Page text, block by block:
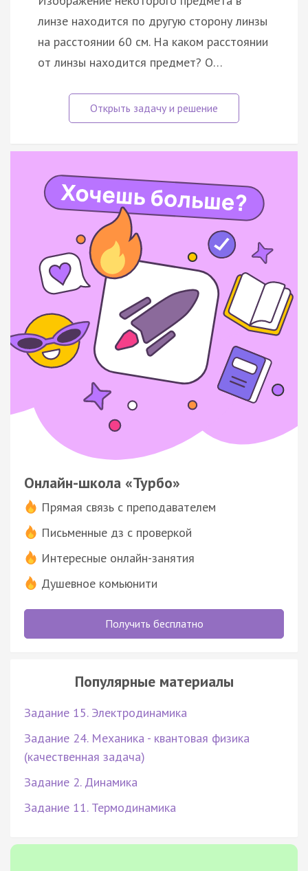
линзе находится по другую сторону линзы
на расстоянии 60 см. На каком расстоянии
от линзы находится предмет? О…
Онлайн-школа «Турбо»
Прямая связь с преподавателем
Письменные дз с проверкой
Интересные онлайн-занятия
Душевное комьюнити
Получить бесплатно
Популярные материалы
Задание 15. Электродинамика
Задание 24. Механика - квантовая физика
(качественная задача)
Задание 2. Динамика
Задание 11. Термодинамика